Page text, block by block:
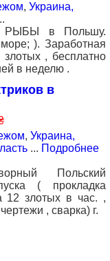
, Украина,
РЫБЫ в Польшу.
). Заработная
, бесплатно
в неделю .
в
, Украина,
... Подробнее
Польский
( прокладка
12 злотых в час. ,
, сварка) г.